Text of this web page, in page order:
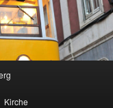
Kirche